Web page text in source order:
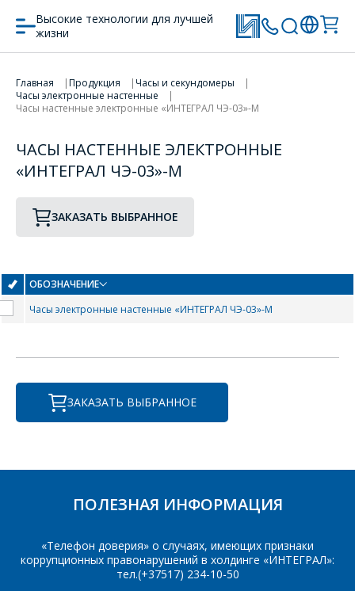
Высокие технологии для лучшей
жизни
Главная Продукция
Часы и секундомеры
Часы электронные настенные
Часы настенные электронные «ИНТЕГРАЛ ЧЭ-03»-М
ЧАСЫ НАСТЕННЫЕ ЭЛЕКТРОННЫЕ
«ИНТЕГРАЛ ЧЭ-03»-М
ЗАКАЗАТЬ ВЫБРАННОЕ
ПЕРЕЙТИ В КОРЗИНУ
ПРОДОЛЖИТЬ ПОКУПКИ
ОБОЗНАЧЕНИЕ
Часы электронные настенные «ИНТЕГРАЛ ЧЭ-03»-М
ЗАКАЗАТЬ ВЫБРАННОЕ
ПОЛЕЗНАЯ ИНФОРМАЦИЯ
«Телефон доверия» о случаях, имеющих признаки
коррупционных правонарушений в холдинге «ИНТЕГРАЛ»:
тел.(+37517) 234-10-50
Форма предназначена
для юридических лиц
лицам
(17) 350-94-32
изделие, и
свяжутся с Вами по
вопросам стоимости
Фамилия Имя*
ЗАДАТЬ ВОПРОС
СОТРУДНИКИ
КОМПАНИИ С
РАДОСТЬЮ
ОТВЕТЯТ НА
ВОПРОСЫ
Ваше имя*